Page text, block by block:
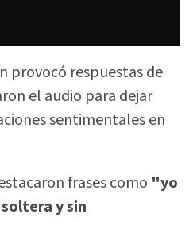
provocó respuestas de
el audio para dejar
sentimentales en
frases como "yo
y sin